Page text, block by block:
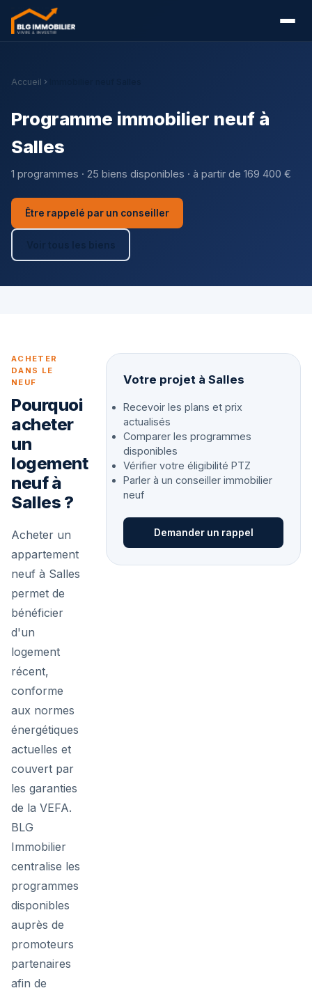
Accueil
Programme immobilier neuf à
Salles
1 programmes · 25 biens disponibles · à partir de 169 400 €
Être rappelé par un conseiller
Voir tous les biens
ACHETER
DANS LE
NEUF
Pourquoi
acheter
un
logement
neuf à
Salles ?
Acheter un
appartement
neuf à Salles
permet de
bénéficier
d'un
logement
récent,
conforme
aux normes
énergétiques
actuelles et
couvert par
les garanties
de la VEFA.
BLG
Immobilier
centralise les
programmes
disponibles
auprès de
promoteurs
partenaires
afin de
Votre projet à Salles
Recevoir les plans et prix
actualisés
Comparer les programmes
disponibles
Vérifier votre éligibilité PTZ
Parler à un conseiller immobilier
neuf
Demander un rappel